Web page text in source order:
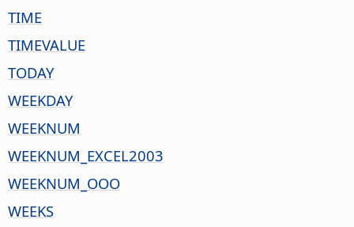
TIME
TIMEVALUE
TODAY
WEEKDAY
WEEKNUM
WEEKNUM_EXCEL2003
WEEKNUM_OOO
WEEKS